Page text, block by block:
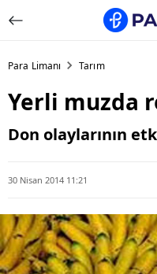
Para Limanı Tarım
Yerli muzda
Don olaylarının
30 Nisan 2014 11:21